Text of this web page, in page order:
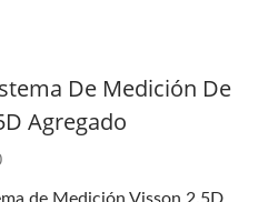
De Medición De
Agregado